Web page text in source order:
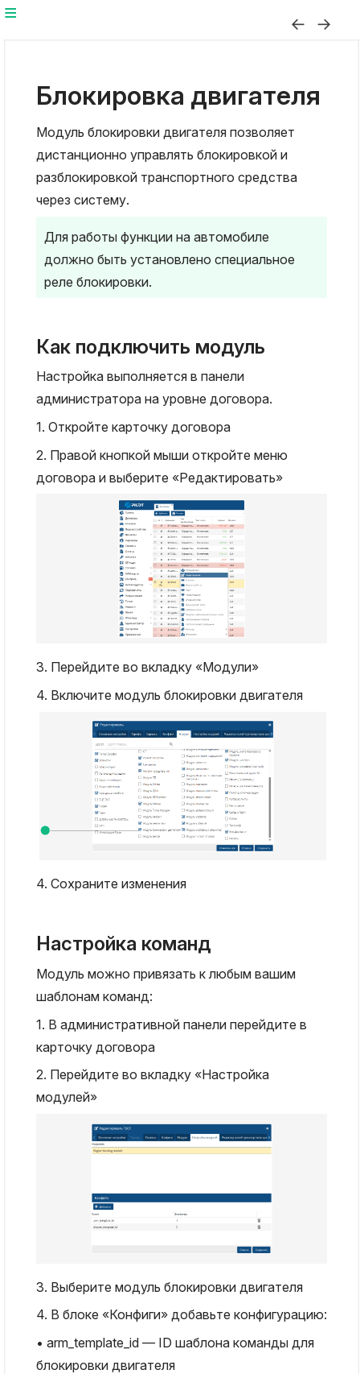
Блокировка двигателя
Модуль блокировки двигателя позволяет
дистанционно управлять блокировкой и
разблокировкой транспортного средства
через систему.
Для работы функции на автомобиле
должно быть установлено специальное
реле блокировки.
Как подключить модуль
Настройка выполняется в панели
администратора на уровне договора.
1. Откройте карточку договора
2. Правой кнопкой мыши откройте меню
договора и выберите «Редактировать»
3. Перейдите во вкладку «Модули»
4. Включите модуль блокировки двигателя
4. Сохраните изменения
Настройка команд
Модуль можно привязать к любым вашим
шаблонам команд:
1. В административной панели перейдите в
карточку договора
2. Перейдите во вкладку «Настройка
модулей»
3. Выберите модуль блокировки двигателя
4. В блоке «Конфиги» добавьте конфигурацию:
arm_template_id — ID шаблона команды для
блокировки двигателя